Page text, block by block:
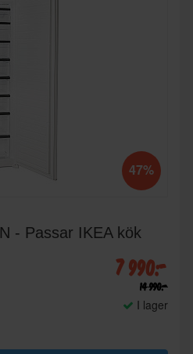
47%
- Passar IKEA kök
7 990:-
14 990:-
I lager